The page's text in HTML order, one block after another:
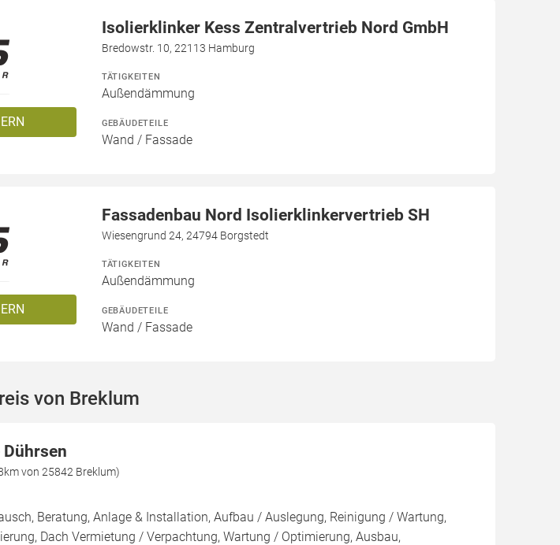
Isolierklinker Kess Zentralvertrieb Nord GmbH
Bredowstr. 10, 22113 Hamburg
TÄTIGKEITEN
Außendämmung
GEBÄUDETEILE
Wand / Fassade
Fassadenbau Nord Isolierklinkervertrieb SH
Wiesengrund 24, 24794 Borgstedt
TÄTIGKEITEN
Außendämmung
GEBÄUDETEILE
Wand / Fassade
von Breklum
von 25842 Breklum)
Beratung, Anlage & Installation, Aufbau / Auslegung, Reinigung / Wartung,
Dach Vermietung / Verpachtung, Wartung / Optimierung, Ausbau,